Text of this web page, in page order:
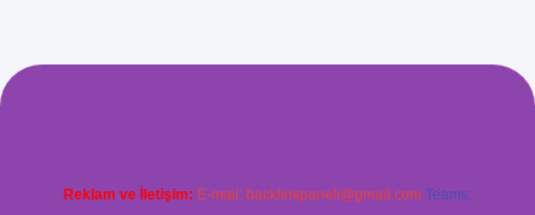
Reklam ve İletişim: E-mail: backlinkpaneli@gmail.com Teams: